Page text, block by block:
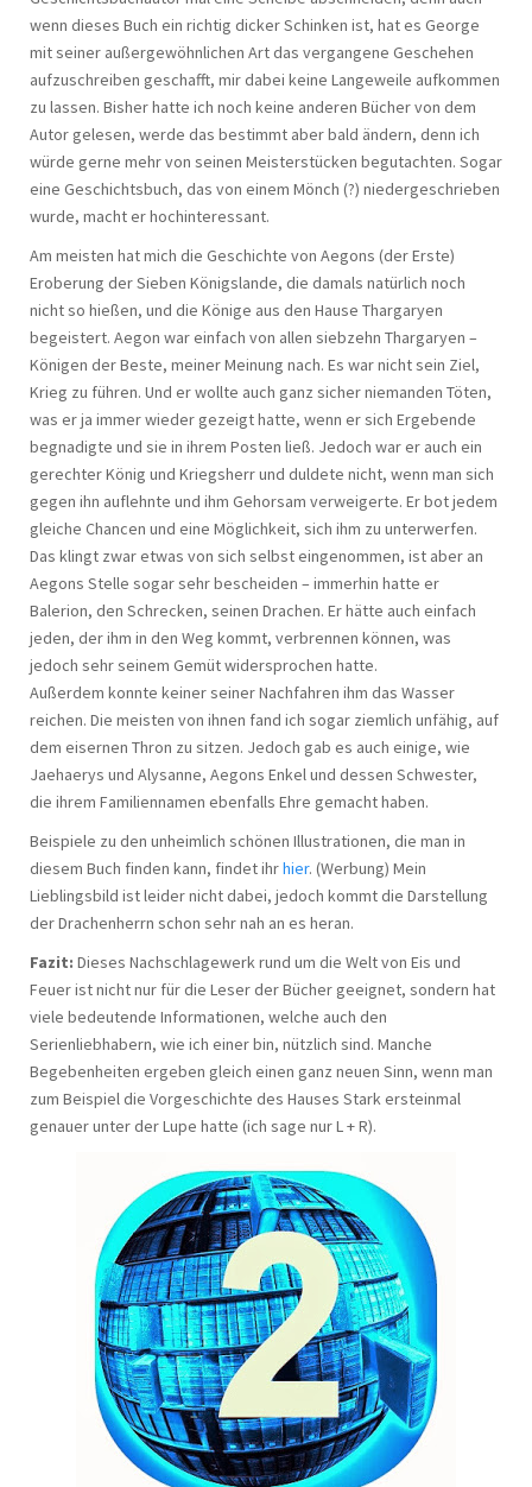
wenn dieses Buch ein richtig dicker Schinken ist, hat es George
mit seiner außergewöhnlichen Art das vergangene Geschehen
aufzuschreiben geschafft, mir dabei keine Langeweile aufkommen
zu lassen. Bisher hatte ich noch keine anderen Bücher von dem
Autor gelesen, werde das bestimmt aber bald ändern, denn ich
würde gerne mehr von seinen Meisterstücken begutachten. Sogar
eine Geschichtsbuch, das von einem Mönch (?) niedergeschrieben
wurde, macht er hochinteressant.
Am meisten hat mich die Geschichte von Aegons (der Erste)
Eroberung der Sieben Königslande, die damals natürlich noch
nicht so hießen, und die Könige aus den Hause Thargaryen
begeistert. Aegon war einfach von allen siebzehn Thargaryen –
Königen der Beste, meiner Meinung nach. Es war nicht sein Ziel,
Krieg zu führen. Und er wollte auch ganz sicher niemanden Töten,
was er ja immer wieder gezeigt hatte, wenn er sich Ergebende
begnadigte und sie in ihrem Posten ließ. Jedoch war er auch ein
gerechter König und Kriegsherr und duldete nicht, wenn man sich
gegen ihn auflehnte und ihm Gehorsam verweigerte. Er bot jedem
gleiche Chancen und eine Möglichkeit, sich ihm zu unterwerfen.
Das klingt zwar etwas von sich selbst eingenommen, ist aber an
Aegons Stelle sogar sehr bescheiden – immerhin hatte er
Balerion, den Schrecken, seinen Drachen. Er hätte auch einfach
jeden, der ihm in den Weg kommt, verbrennen können, was
jedoch sehr seinem Gemüt widersprochen hatte.
Außerdem konnte keiner seiner Nachfahren ihm das Wasser
reichen. Die meisten von ihnen fand ich sogar ziemlich unfähig, auf
dem eisernen Thron zu sitzen. Jedoch gab es auch einige, wie
Jaehaerys und Alysanne, Aegons Enkel und dessen Schwester,
die ihrem Familiennamen ebenfalls Ehre gemacht haben.
Beispiele zu den unheimlich schönen Illustrationen, die man in
diesem Buch finden kann, findet ihrhier. (Werbung) Mein
Lieblingsbild ist leider nicht dabei, jedoch kommt die Darstellung
der Drachenherrn schon sehr nah an es heran.
Fazit: Dieses Nachschlagewerk rund um die Welt von Eis und
Feuer ist nicht nur für die Leser der Bücher geeignet, sondern hat
viele bedeutende Informationen, welche auch den
Serienliebhabern, wie ich einer bin, nützlich sind. Manche
Begebenheiten ergeben gleich einen ganz neuen Sinn, wenn man
zum Beispiel die Vorgeschichte des Hauses Stark ersteinmal
genauer unter der Lupe hatte (ich sage nur L + R).